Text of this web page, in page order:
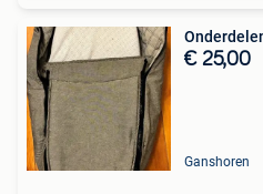
€ 25,00
Ganshoren